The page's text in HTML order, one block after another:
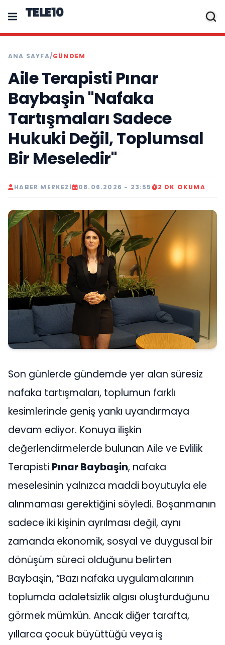
TELE10
ANA SAYFA/GÜNDEM
Aile Terapisti Pınar
Baybaşin "Nafaka
Tartışmaları Sadece
Hukuki Değil, Toplumsal
Bir Meseledir"
HABER MERKEZI 08.06.2026 - 23:55 2 DK OKUMA
Son günlerde gündemde yer alan süresiz
nafaka tartışmaları, toplumun farklı
kesimlerinde geniş yankı uyandırmaya
devam ediyor. Konuya ilişkin
değerlendirmelerde bulunan Aile ve Evlilik
Terapisti Pınar Baybaşin, nafaka
meselesinin yalnızca maddi boyutuyla ele
alınmaması gerektiğini söyledi. Boşanmanın
sadece iki kişinin ayrılması değil, aynı
zamanda ekonomik, sosyal ve duygusal bir
dönüşüm süreci olduğunu belirten
Baybaşin, “Bazı nafaka uygulamalarının
toplumda adaletsizlik algısı oluşturduğunu
görmek mümkün. Ancak diğer tarafta,
yıllarca çocuk büyüttüğü veya iş